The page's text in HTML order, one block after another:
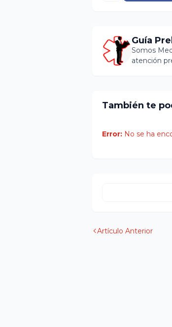
Guía
Somos
atención
También te
Error: No se ha
Artículo Anterior